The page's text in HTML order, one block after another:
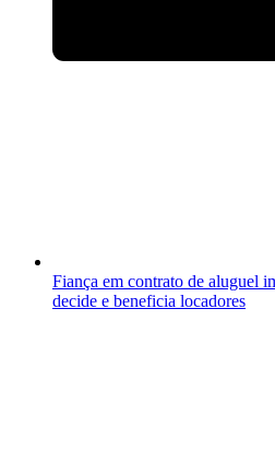
Fiança em contrato de aluguel
decide e beneficia locadores